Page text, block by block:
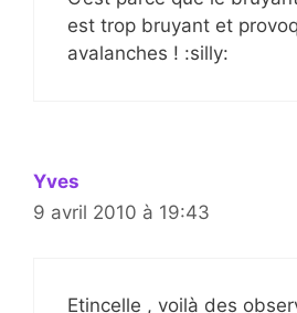
est trop bruyant et
avalanches ! :silly:
Yves
9 avril 2010 à 19:43
Etincelle , voilà des